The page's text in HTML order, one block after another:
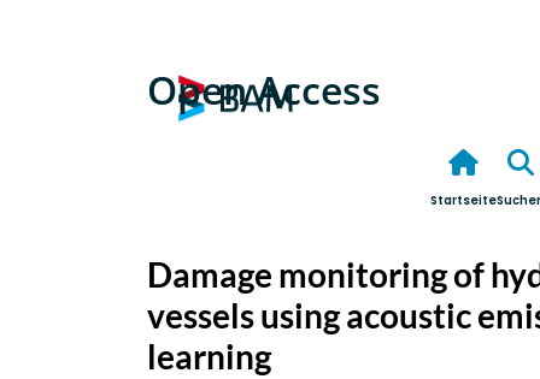
Open Access
Startseite
Damage monitoring of
vessels using acoustic
learning